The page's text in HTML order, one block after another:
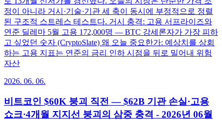
정이 아니라 거시·기술·기관 세 축이 동시에 부정적으로 정렬
된 구조적 스트레스 테스트다. 거시 충격: 고용 서프라이즈와
연준 딜레마 5월 고용 172,000명 — BTC 강세론자가 가장 피하
고 싶었던 숫자 (CryptoSlate) 왜 오늘 중요한가: 예상치를 상회
하는 고용 지표는 연준의 금리 인하 시점을 뒤로 밀어내 위험
자산
2026. 06. 06.
비트코인 $60K 붕괴 직전 — $62B 기관 손실·고용
쇼크·4개월 지지선 붕괴의 삼중 충격 - 2026년 06월